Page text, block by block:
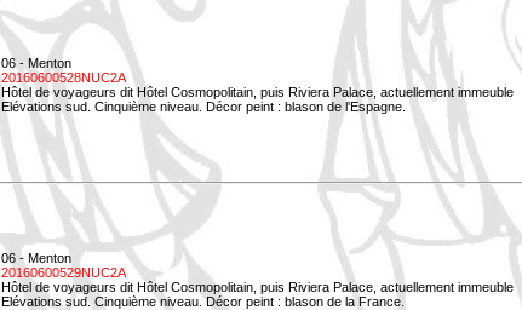
06 - Menton
20160600528NUC2A
Hôtel de voyageurs dit Hôtel Cosmopolitain, puis Riviera Palace, actuellement immeuble
Elévations sud. Cinquième niveau. Décor peint : blason de l'Espagne.
06 - Menton
20160600529NUC2A
Hôtel de voyageurs dit Hôtel Cosmopolitain, puis Riviera Palace, actuellement immeuble
Elévations sud. Cinquième niveau. Décor peint : blason de la France.